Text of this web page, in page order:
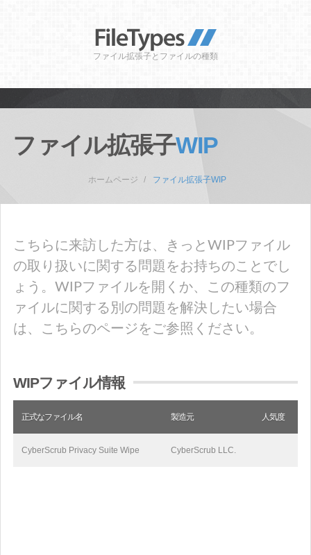
ファイル拡張子とファイルの種類
ファイル拡張子WIP
ホームページ ファイル拡張子WIP
こちらに来訪した方は、きっとWIPファイル
の取り扱いに関する問題をお持ちのことでし
ょう。WIPファイルを開くか、この種類のフ
ァイルに関する別の問題を解決したい場合
は、こちらのページをご参照ください。
WIPファイル情報
正式なファイル名 製造元 人気度
CyberScrub Privacy Suite Wipe CyberScrub LLC.